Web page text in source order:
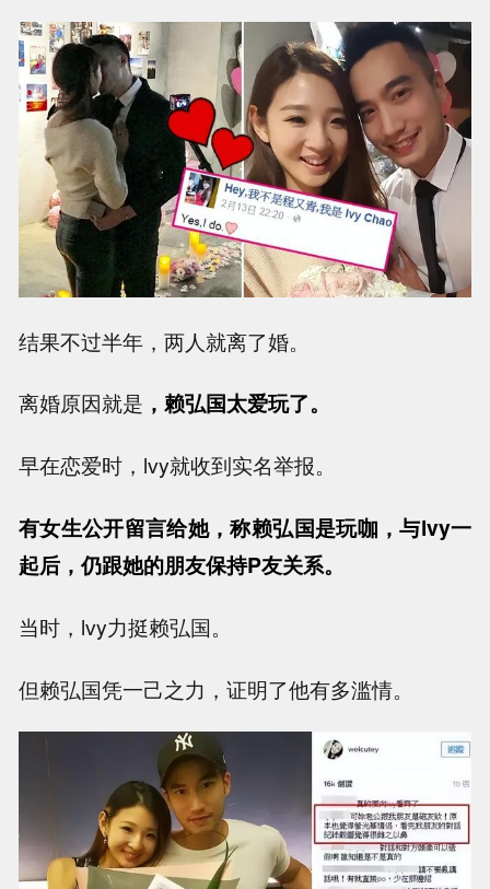
结果不过半年，两人就离了婚。
离婚原因就是 ，赖弘国太爱玩了。
早在恋爱时，lvy就收到实名举报。
有女生公开留言给她，称赖弘国是玩咖，与lvy一
起后，仍跟她的朋友保持P友关系。
当时，lvy力挺赖弘国。
但赖弘国凭一己之力，证明了他有多滥情。